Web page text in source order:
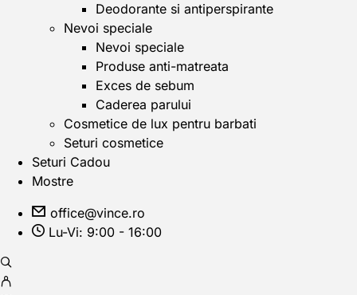
Deodorante si antiperspirante
Nevoi speciale
Nevoi speciale
Produse anti-matreata
Exces de sebum
Caderea parului
Cosmetice de lux pentru barbati
Seturi cosmetice
Seturi Cadou
Mostre
office@vince.ro
Lu-Vi: 9:00 - 16:00